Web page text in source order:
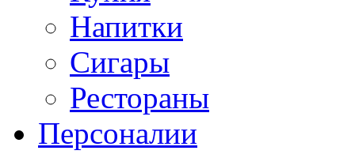
Напитки
Сигары
Рестораны
Персоналии